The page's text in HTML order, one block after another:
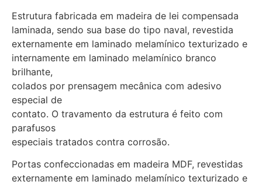
Estrutura fabricada em madeira de lei compensada
laminada, sendo sua base do tipo naval, revestida
externamente em laminado melamínico texturizado e
internamente em laminado melamínico branco
brilhante,
colados por prensagem mecânica com adesivo
especial de
contato. O travamento da estrutura é feito com
parafusos
especiais tratados contra corrosão.
Portas confeccionadas em madeira MDF, revestidas
externamente em laminado melamínico texturizado e